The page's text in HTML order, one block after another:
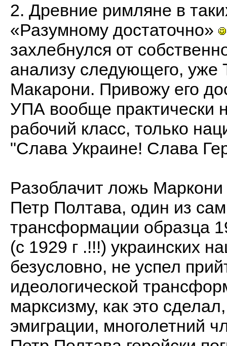
2. Древние римляне в
«Разумному достаточно»
захлебнулся от
анализу следующего,
Макарони. Привожу его
УПА вообще практически
рабочий класс, только
"Слава Украине! Слава
Разоблачит ложь
Петр Полтава, один из
трансформации образца
(с 1929 г .!!!) украинских
безусловно, не успел
идеологической
марксизму, как это
эмиграции, многолетний